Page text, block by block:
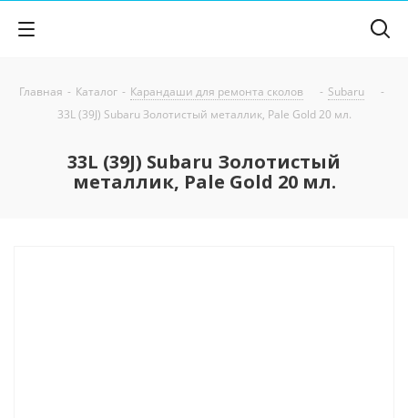
Главная - Каталог - Карандаши для ремонта сколов - Subaru
-
33L (39J) Subaru Золотистый металлик, Pale Gold 20 мл.
33L (39J) Subaru Золотистый
металлик, Pale Gold 20 мл.